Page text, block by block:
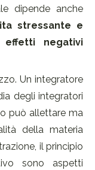
dipende anche
stressante e
effetti negativi
Un integratore
degli integratori
può allettare ma
della materia
il principio
sono aspetti